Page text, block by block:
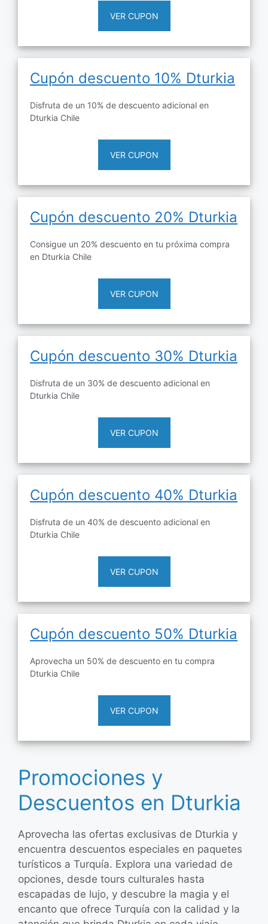
VER CUPON
Cupón descuento 10% Dturkia
Disfruta de un 10% de descuento adicional en
Dturkia Chile
VER CUPON
Cupón descuento 20% Dturkia
Consigue un 20% descuento en tu próxima compra
en Dturkia Chile
VER CUPON
Cupón descuento 30% Dturkia
Disfruta de un 30% de descuento adicional en
Dturkia Chile
VER CUPON
Cupón descuento 40% Dturkia
Disfruta de un 40% de descuento adicional en
Dturkia Chile
VER CUPON
Cupón descuento 50% Dturkia
Aprovecha un 50% de descuento en tu compra
Dturkia Chile
VER CUPON
Promociones y
Descuentos en Dturkia
Aprovecha las ofertas exclusivas de Dturkia y
encuentra descuentos especiales en paquetes
turísticos a Turquía. Explora una variedad de
opciones, desde tours culturales hasta
escapadas de lujo, y descubre la magia y el
encanto que ofrece Turquía con la calidad y la